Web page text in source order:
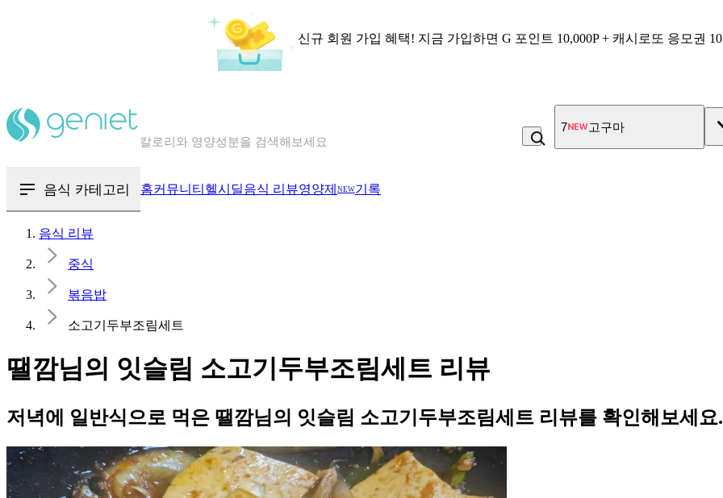
신규 회원 가입 혜택! 지금 가입하면 G 포인트 10,000P + 캐시로또 응모권
혈당 · 다이어트 음식 검색해보세요
7 고구마
음식 카테고리 홈커뮤니티 헬시딜음식 리뷰영양제 NEW기록
음식 리뷰
중식
볶음밥
소고기두부조림세트
땔깜님의 잇슬림 소고기두부조림세트 리뷰
저녁에 일반식으로 먹은 땔깜님의 잇슬림 소고기두부조림세트 리뷰를 확인해보세요.